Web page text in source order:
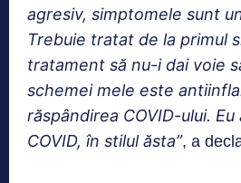
agresiv, simptomele sunt
Trebuie tratat de la primul
tratament să nu-i dai voie
schemei mele este
răspândirea COVID-ului.
COVID, în stilul ăsta”, a